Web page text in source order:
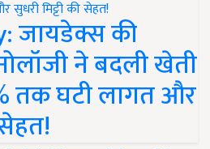
जायडेक्स की
ने बदली खेती
तक घटी लागत और